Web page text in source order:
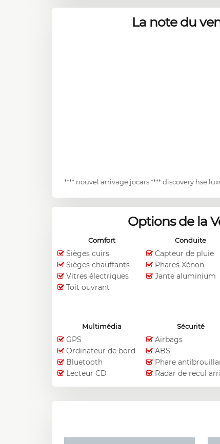
La note du
**** nouvel arrivage jocars **** discovery hse
Options de la
Comfort
Sièges cuirs
Sièges chauffants
Vitres électriques
Toit ouvrant
Conduite
Capteur de pluie
Phares Xénon
Jante aluminium
Multimédia
GPS
Ordinateur de bord
Bluetooth
Lecteur CD
Sécurité
Airbags
ABS
Phare
Radar de recul